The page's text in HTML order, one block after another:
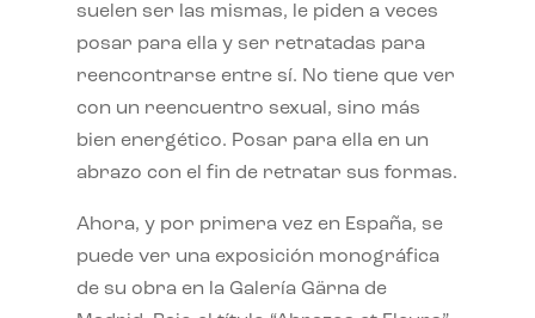
suelen ser las mismas, le piden a veces
posar para ella y ser retratadas para
reencontrarse entre sí. No tiene que ver
con un reencuentro sexual, sino más
bien energético. Posar para ella en un
abrazo con el fin de retratar sus formas.
Ahora, y por primera vez en España, se
puede ver una exposición monográfica
de su obra en la Galería Gärna de